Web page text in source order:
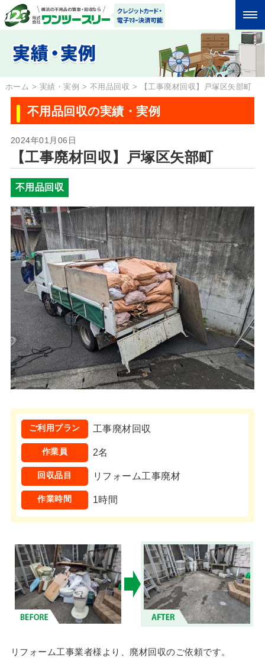
ホーム > 実績・実例 > 不用品回収 > 【工事廃材回収】戸塚区矢部町
不用品回収の実績・実例
2024年01月06日
【工事廃材回収】戸塚区矢部町
不用品回収
ご利用プラン 工事廃材回収
作業員 2名
回収品目 リフォーム工事廃材
作業時間 1時間
リフォーム工事業者様より、廃材回収のご依頼です。